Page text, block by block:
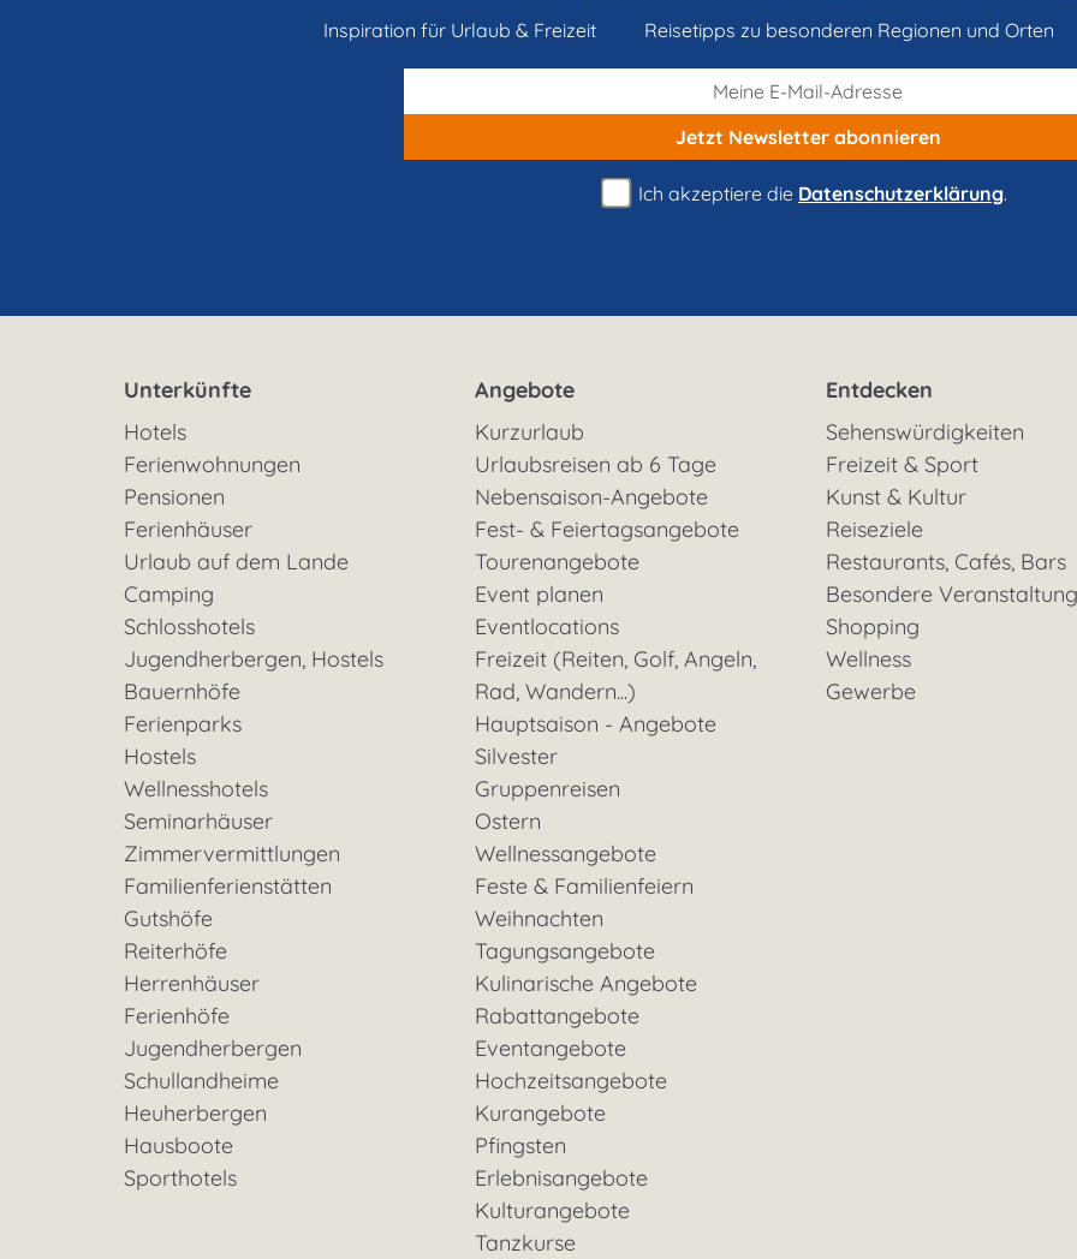
Inspiration für Urlaub & Freizeit
Reisetipps zu besonderen Regionen und Orten
Jetzt Newsletterabonnieren
Ich akzeptiere die Datenschutzerklärung.
Unterkünfte
Hotels
Ferienwohnungen
Pensionen
Ferienhäuser
Urlaub auf dem Lande
Camping
Schlosshotels
Jugendherbergen, Hostels
Bauernhöfe
Ferienparks
Hostels
Wellnesshotels
Seminarhäuser
Zimmervermittlungen
Familienferienstätten
Gutshöfe
Reiterhöfe
Herrenhäuser
Ferienhöfe
Jugendherbergen
Schullandheime
Heuherbergen
Hausboote
Sporthotels
Angebote
Kurzurlaub
Urlaubsreisen ab 6 Tage
Nebensaison-Angebote
Fest- & Feiertagsangebote
Tourenangebote
Event planen
Eventlocations
Freizeit (Reiten, Golf, Angeln,
Rad, Wandern...)
Hauptsaison - Angebote
Silvester
Gruppenreisen
Ostern
Wellnessangebote
Feste & Familienfeiern
Weihnachten
Tagungsangebote
Kulinarische Angebote
Rabattangebote
Eventangebote
Hochzeitsangebote
Kurangebote
Pfingsten
Erlebnisangebote
Kulturangebote
Tanzkurse
Entdecken
Sehenswürdigkeiten
Freizeit & Sport
Kunst & Kultur
Reiseziele
Restaurants, Cafés, Bars
Besondere
Shopping
Wellness
Gewerbe